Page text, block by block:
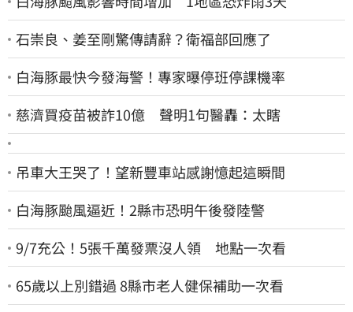
石崇良、姜至剛驚傳請辭？衛福部回應了
白海豚最快今發海警！專家曝停班停課機率
慈濟買疫苗被詐10億 聲明1句醫轟：太瞎
吊車大王哭了！望新豐車站感謝憶起這瞬間
白海豚颱風逼近！2縣市恐明午後發陸警
9/7充公！5張千萬發票沒人領 地點一次看
65歲以上別錯過 8縣市老人健保補助一次看